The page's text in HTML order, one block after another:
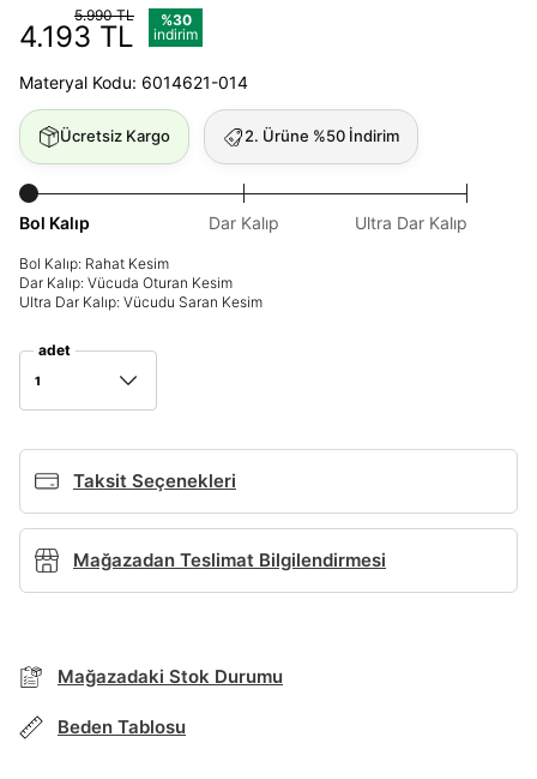
5.990 TL
4.193 TL
%30
indirim
Materyal Kodu: 6014621-014
Ücretsiz Kargo 2. Ürüne %50 İndirim
Bol Kalıp Dar Kalıp Ultra Dar Kalıp
Bol Kalıp: Rahat Kesim
Dar Kalıp: Vücuda Oturan Kesim
Ultra Dar Kalıp: Vücudu Saran Kesim
adet
1
Taksit Seçenekleri
Mağazadan Teslimat Bilgilendirmesi
Mağazadaki Stok Durumu
Beden Tablosu
Mağazada Bul
BEDEN TABLOSU
Term Of Use
aşağıdaki bilgileri giriniz.
E-posta
Beni Hatırla Şifremi Unuttum
Ad*
Telefon Numarası*
E-posta Adresi*
Şifre*